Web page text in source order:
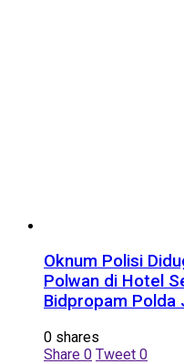
Oknum Polisi
Polwan di Hotel
Bidpropam Polda
0 shares
Share 0 Tweet 0